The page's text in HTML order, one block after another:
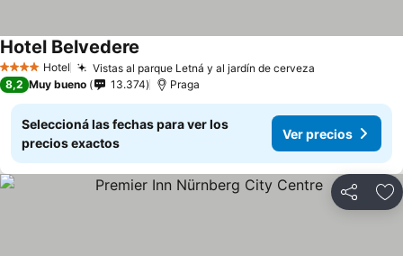
4 EstrellasHotel Vistas al parque Letná y al jardín de cerveza
Hotel Belvedere
8,2 Muy bueno 13.374 Praga
Seleccioná las fechas para ver los
precios exactos
Ver precios
Compartir